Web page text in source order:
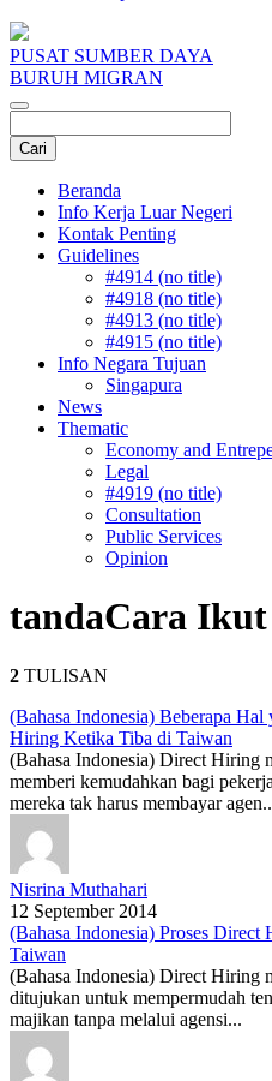
PUSAT SUMBER DAYA
BURUH MIGRAN
Beranda
Info Kerja Luar Negeri
Kontak Penting
Guidelines
#4914 (no title)
#4918 (no title)
#4913 (no title)
#4915 (no title)
Info Negara Tujuan
Singapura
News
Thematic
Economy and
Legal
#4919 (no title)
Consultation
Public Services
Opinion
tandaCara
2 TULISAN
(Bahasa Indonesia) Beberapa
Hiring Ketika Tiba di Taiwan
(Bahasa Indonesia) Direct Hiring
memberi kemudahkan bagi
mereka tak harus membayar
Nisrina Muthahari
12 September 2014
(Bahasa Indonesia) Proses
Taiwan
(Bahasa Indonesia) Direct Hiring
ditujukan untuk mempermudah
majikan tanpa melalui agensi...